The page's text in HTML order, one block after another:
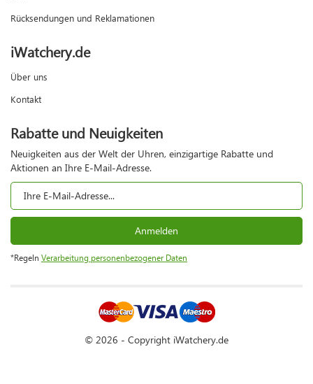
Rücksendungen und Reklamationen
iWatchery.de
Über uns
Kontakt
Rabatte und Neuigkeiten
Neuigkeiten aus der Welt der Uhren, einzigartige Rabatte und
Aktionen an Ihre E-Mail-Adresse.
Anmelden
*Regeln Verarbeitung personenbezogener Daten
© 2026 - Copyright iWatchery.de